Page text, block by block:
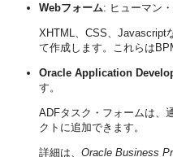
Webフォーム: ヒューマン
XHTML、CSS、Javascript
て作成します。これらは
Oracle Application
す。
ADFタスク・フォームは、
クトに追加できます。
詳細は、 Oracle Business